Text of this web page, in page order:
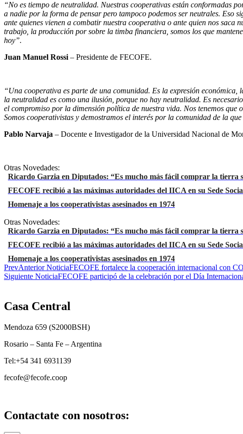
“No es tiempo de neutralidad. Nuestras cooperativas están conformadas
a nadie por la forma de pensar pero tampoco podemos ser neutrales. Eso
ante quienes vienen a combatir nuestra cooperativa o ante quien nos saca
trabajo, la producción por sobre la timba financiera, somos los que
hoy”.
Juan Manuel Rossi – Presidente de FECOFE.
“Una cooperativa es parte de una comunidad. Es la expresión
la neutralidad es como una ilusión, porque no hay neutralidad. Es
el compromiso por la dimensión política de nuestra vida. Nos tenemos que
Somos cooperativistas y demostramos el interés por la comunidad de la
Pablo Narvaja – Docente e Investigador de la Universidad Nacional de
Otras Novedades:
Ricardo Garzia en Diputados: “Es mucho más fácil comprar la tierra
FECOFE recibió a las máximas autoridades del IICA en su Sede
Homenaje a los cooperativistas asesinados en 1974
Otras Novedades:
Ricardo Garzia en Diputados: “Es mucho más fácil comprar la tierra
FECOFE recibió a las máximas autoridades del IICA en su Sede
Homenaje a los cooperativistas asesinados en 1974
PrevAnterior NoticiaFECOFE fortalece la cooperación internacional con
Siguiente NoticiaFECOFE participó de la celebración por el Día
Casa Central
Mendoza 659 (S2000BSH)
Rosario – Santa Fe – Argentina
Tel:+54 341 6931139
fecofe@fecofe.coop
Contactate con nosotros: